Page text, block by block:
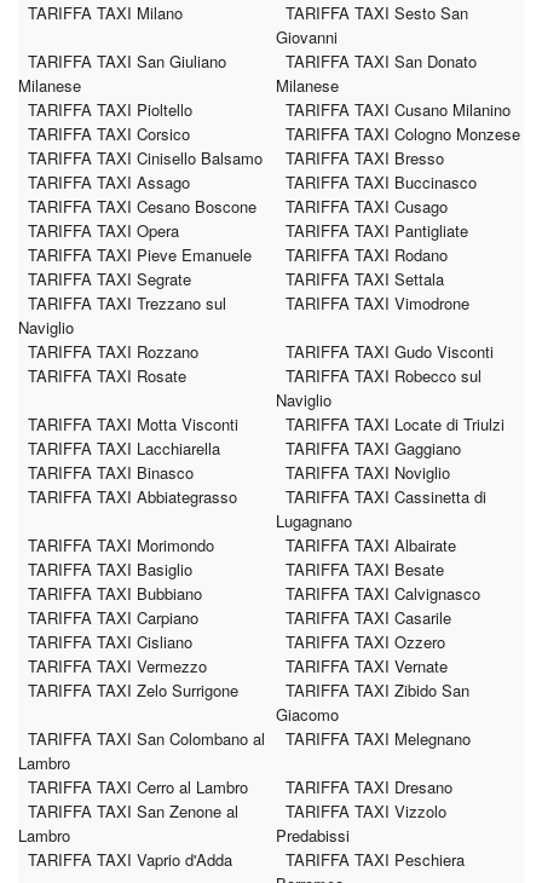
TARIFFA TAXI Milano
TARIFFA TAXI Sesto San
Giovanni
TARIFFA TAXI San Giuliano
Milanese
TARIFFA TAXI San Donato
Milanese
TARIFFA TAXI Pioltello
TARIFFA TAXI Cusano Milanino
TARIFFA TAXI Corsico
TARIFFA TAXI Cologno Monzese
TARIFFA TAXI Cinisello Balsamo
TARIFFA TAXI Bresso
TARIFFA TAXI Assago
TARIFFA TAXI Buccinasco
TARIFFA TAXI Cesano Boscone
TARIFFA TAXI Cusago
TARIFFA TAXI Opera
TARIFFA TAXI Pantigliate
TARIFFA TAXI Pieve Emanuele
TARIFFA TAXI Rodano
TARIFFA TAXI Segrate
TARIFFA TAXI Settala
TARIFFA TAXI Trezzano sul
Naviglio
TARIFFA TAXI Vimodrone
TARIFFA TAXI Rozzano
TARIFFA TAXI Gudo Visconti
TARIFFA TAXI Rosate
TARIFFA TAXI Robecco sul
Naviglio
TARIFFA TAXI Motta Visconti
TARIFFA TAXI Locate di Triulzi
TARIFFA TAXI Lacchiarella
TARIFFA TAXI Gaggiano
TARIFFA TAXI Binasco
TARIFFA TAXI Noviglio
TARIFFA TAXI Abbiategrasso
TARIFFA TAXI Cassinetta di
Lugagnano
TARIFFA TAXI Morimondo
TARIFFA TAXI Albairate
TARIFFA TAXI Basiglio
TARIFFA TAXI Besate
TARIFFA TAXI Bubbiano
TARIFFA TAXI Calvignasco
TARIFFA TAXI Carpiano
TARIFFA TAXI Casarile
TARIFFA TAXI Cisliano
TARIFFA TAXI Ozzero
TARIFFA TAXI Vermezzo
TARIFFA TAXI Vernate
TARIFFA TAXI Zelo Surrigone
TARIFFA TAXI Zibido San
Giacomo
TARIFFA TAXI San Colombano al
Lambro
TARIFFA TAXI Melegnano
TARIFFA TAXI Cerro al Lambro
TARIFFA TAXI Dresano
TARIFFA TAXI San Zenone al
Lambro
TARIFFA TAXI Vizzolo
Predabissi
TARIFFA TAXI Vaprio d'Adda
TARIFFA TAXI Peschiera